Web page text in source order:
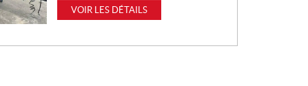
X
VOIR LES DÉTAILS